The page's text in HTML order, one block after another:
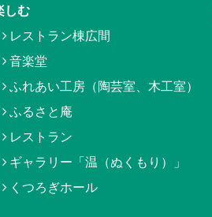
しむ
レストラン棟広間
音楽堂
ふれあい工房（陶芸室、木工室）
ふるさと庵
レストラン
ギャラリー「温（ぬくもり）」
くつろぎホール